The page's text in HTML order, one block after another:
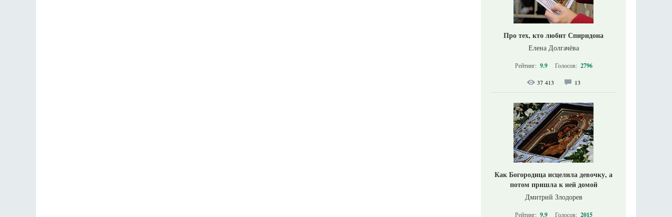
Про тех, кто любит Спиридона
Елена Долгачёва
Рейтинг: 9.9 Голосов: 2796
37 413 13
Как Богородица исцелила девочку, а
потом пришла к ней домой
Дмитрий Злодорев
Рейтинг: 9.9 Голосов: 2015